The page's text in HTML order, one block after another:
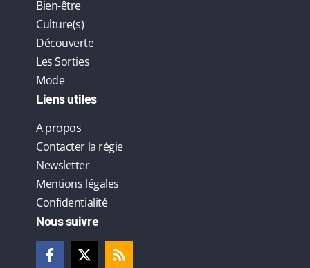
Bien-être
Culture(s)
Découverte
Les Sorties
Mode
Liens utiles
A propos
Contacter la régie
Newsletter
Mentions légales
Confidentialité
Nous suivre